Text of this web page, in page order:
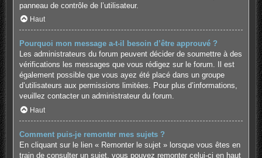
panneau de contrôle de l’utilisateur.
Haut
Pourquoi mon message a-t-il besoin d’être approuvé ?
Les administrateurs du forum peuvent décider de soumettre à des
vérifications les messages que vous rédigez sur le forum. Il est
également possible que vous ayez été placé dans un groupe
d’utilisateurs aux permissions limitées. Pour plus d’informations,
veuillez contacter un administrateur du forum.
Haut
Comment puis-je remonter mes sujets ?
En cliquant sur le lien « Remonter le sujet » lorsque vous êtes en
train de consulter un sujet, vous pouvez remonter celui-ci en haut